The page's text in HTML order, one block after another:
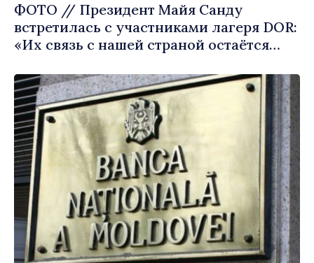
ФОТО // Президент Майя Санду
встретилась с участниками лагеря DOR:
«Их связь с нашей страной остаётся